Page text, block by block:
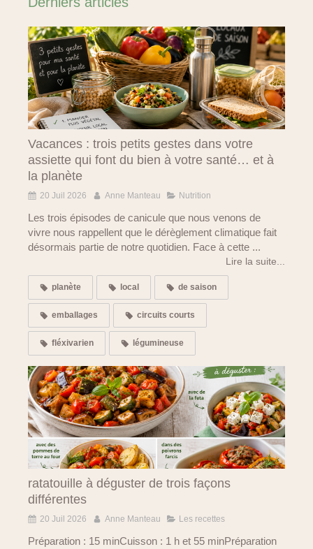
Vacances : trois petits gestes dans votre
assiette qui font du bien à votre santé… et à
la planète
20 Juil 2026 Anne Manteau Nutrition
Les trois épisodes de canicule que nous venons de
vivre nous rappellent que le dérèglement climatique fait
désormais partie de notre quotidien. Face à cette ...
Lire la suite...
planète local de saison
emballages circuits courts
fléxivarien légumineuse
ratatouille à déguster de trois façons
différentes
20 Juil 2026 Anne Manteau Les recettes
Préparation : 15 minCuisson : 1 h et 55 minPréparation